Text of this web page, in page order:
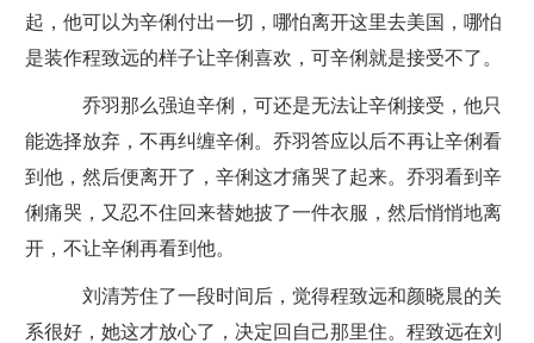
起，他可以为辛俐付出一切，哪怕离开这里去美国，哪怕
是装作程致远的样子让辛俐喜欢，可辛俐就是接受不了。
乔羽那么强迫辛俐，可还是无法让辛俐接受，他只
能选择放弃，不再纠缠辛俐。乔羽答应以后不再让辛俐看
到他，然后便离开了，辛俐这才痛哭了起来。乔羽看到辛
俐痛哭，又忍不住回来替她披了一件衣服，然后悄悄地离
开，不让辛俐再看到他。
刘清芳住了一段时间后，觉得程致远和颜晓晨的关
系很好，她这才放心了，决定回自己那里住。程致远在刘